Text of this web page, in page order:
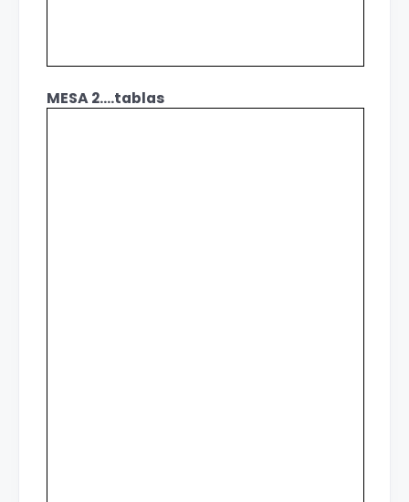
MESA 2....tablas